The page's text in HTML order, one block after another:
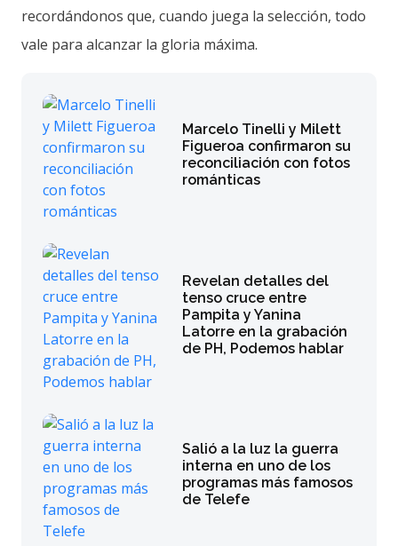
recordándonos que, cuando juega la selección, todo
vale para alcanzar la gloria máxima.
Marcelo Tinelli y Milett
Figueroa confirmaron su
reconciliación con fotos
románticas
Revelan detalles del
tenso cruce entre
Pampita y Yanina
Latorre en la grabación
de PH, Podemos hablar
Salió a la luz la guerra
interna en uno de los
programas más famosos
de Telefe